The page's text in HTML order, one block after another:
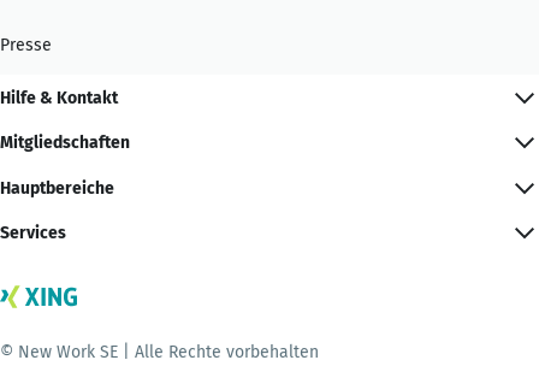
Presse
Hilfe & Kontakt
Mitgliedschaften
Hauptbereiche
Services
© New Work SE | Alle Rechte vorbehalten